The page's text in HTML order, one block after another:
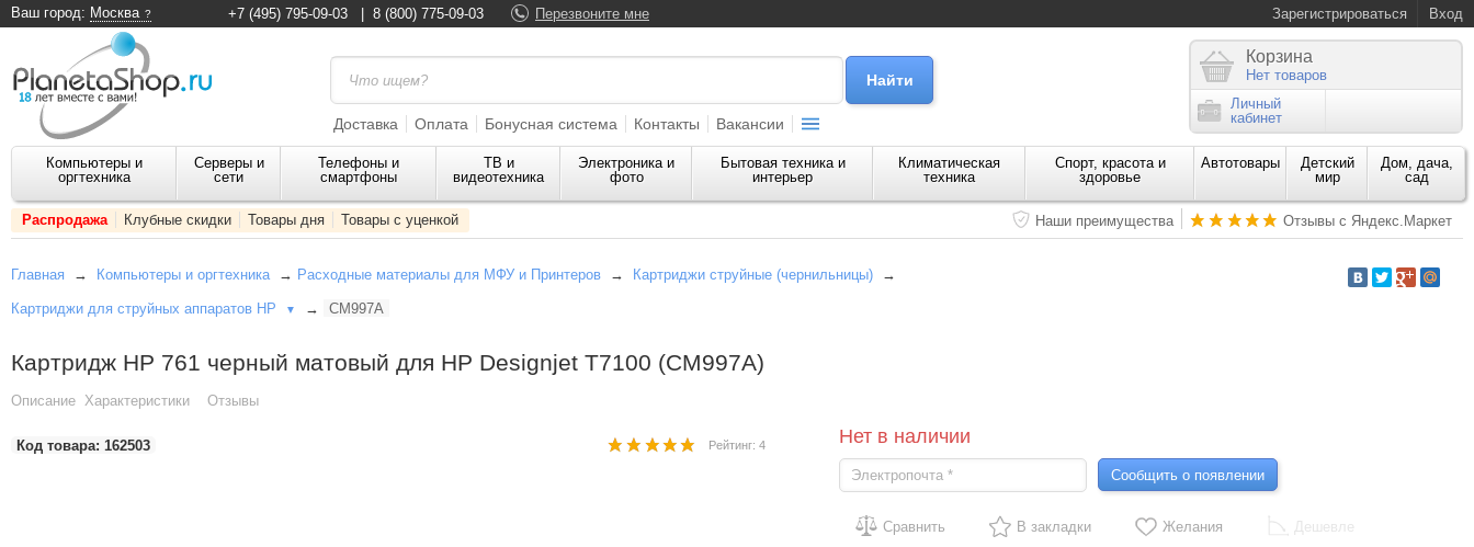
Ваш город: Москва Зарегистрироваться Вход
+7 (495) 795-09-03 8 (800) 775-09-03 Перезвоните мне
Доставка Оплата Бонусная система Контакты Вакансии
Корзина
Нет товаров
Личный
кабинет
Компьютеры и
оргтехника
Серверы и
сети
Телефоны и
смартфоны
ТВ и
видеотехника
Электроника и
фото
Бытовая техника и
интерьер
Климатическая
техника
Спорт, красота и
здоровье
Автотовары
Детский
мир
Дом, дача,
сад
Распродажа Клубные скидки Товары дня Товары с уценкой Наши преимущества Отзывы с Яндекс.Маркет
Главная → Компьютеры и оргтехника→ Расходные материалы для МФУ и Принтеров → Картриджи струйные (чернильницы) →
Картриджи для струйных аппаратов HP ▼ → CM997A
Картридж HP 761 черный матовый для HP Designjet T7100 (CM997A)
Описание Характеристики Отзывы
Код товара: 162503 Рейтинг: 4 Нет в наличии
Сообщить о появлении
Сравнить В закладки Желания Дешевле